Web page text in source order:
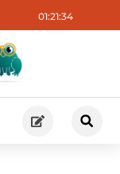
01:21:35